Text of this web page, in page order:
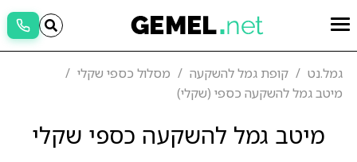
גמל.נט קופת גמל להשקעה
מסלול כספי שקלי
מיטב גמל להשקעה כספי (שקלי)
מיטב גמל להשקעה כספי שקלי